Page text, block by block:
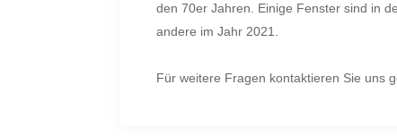
den 70er Jahren. Einige Fenster sind in
andere im Jahr 2021.
Für weitere Fragen kontaktieren Sie uns